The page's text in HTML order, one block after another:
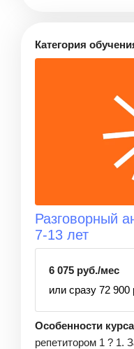
Категория
Разговорный
7-13 лет
6 075 руб./мес
или сразу 72 900
Особенности
репетитором 1 ? 1.